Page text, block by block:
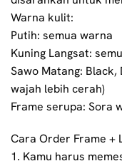
Warna kulit:
Putih: semua warna
Kuning Langsat:
Sawo Matang:
wajah lebih cerah)
Frame serupa: Sora
Cara Order Frame +
1. Kamu harus